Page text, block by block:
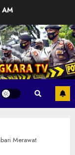
Merawat